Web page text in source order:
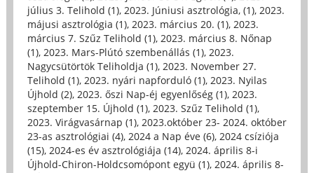
július 3. Telihold (1), 2023. Júniusi asztrológia, (1), 2023.
májusi asztrológia (1), 2023. március 20. (1), 2023.
március 7. Szűz Telihold (1), 2023. március 8. Nőnap
(1), 2023. Mars-Plútó szembenállás (1), 2023.
Nagycsütörtök Teliholdja (1), 2023. November 27.
Telihold (1), 2023. nyári napforduló (1), 2023. Nyilas
Újhold (2), 2023. őszi Nap-éj egyenlőség (1), 2023.
szeptember 15. Újhold (1), 2023. Szűz Telihold (1),
2023. Virágvasárnap (1), 2023.október 23- 2024. október
23-as asztrológiai (4), 2024 a Nap éve (6), 2024 csíziója
(15), 2024-es év asztrológiája (14), 2024. április 8-i
Újhold-Chiron-Holdcsomópont együ (1), 2024. április 8-